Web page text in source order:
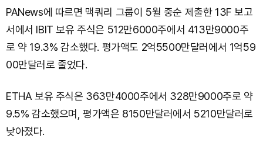
PANews에 따르면 맥쿼리 그룹이 5월 중순 제출한 13F 보고
서에서 IBIT 보유 주식은 512만6000주에서 413만9000주
로 약 19.3% 감소했다. 평가액도 2억5500만달러에서 1억59
00만달러로 줄었다.
ETHA 보유 주식은 363만4000주에서 328만9000주로 약
9.5% 감소했으며, 평가액은 8150만달러에서 5210만달러로
낮아졌다.